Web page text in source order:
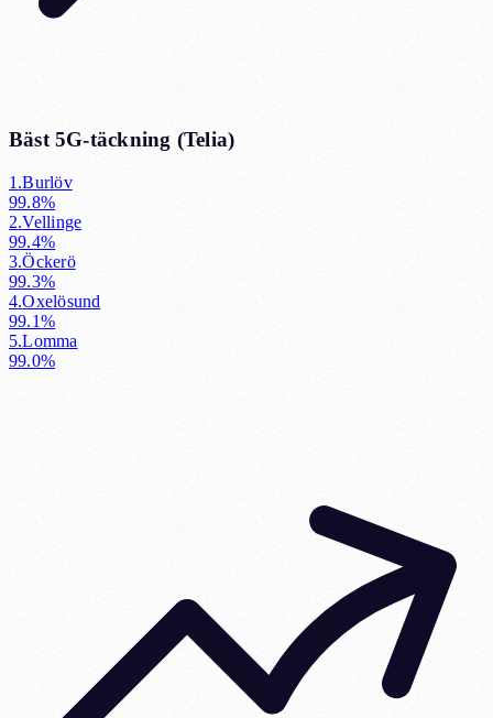
Bäst 5G-täckning (Telia)
1 .Burlöv
99.8%
2.Vellinge
99.4%
3.Öckerö
99.3%
4.Oxelösund
99.1%
5.Lomma
99.0%